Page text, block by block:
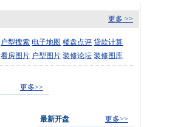
更多 >>
户型搜索 电子地图 楼盘点评 贷款计算
看房图片 户型图片 装修论坛 装修图库
更多>>
最新开盘
更多>>